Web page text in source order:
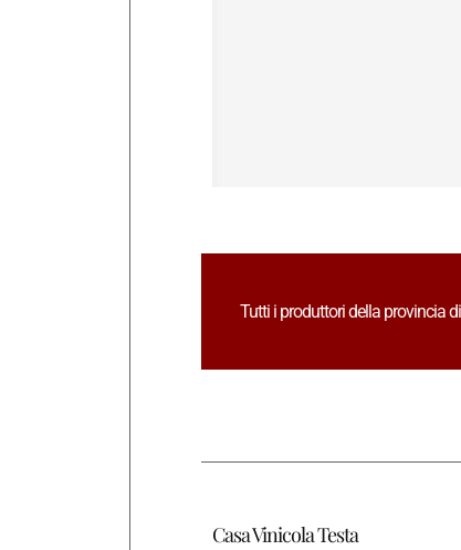
Tutti i produttori della provincia
Casa Vinicola Testa